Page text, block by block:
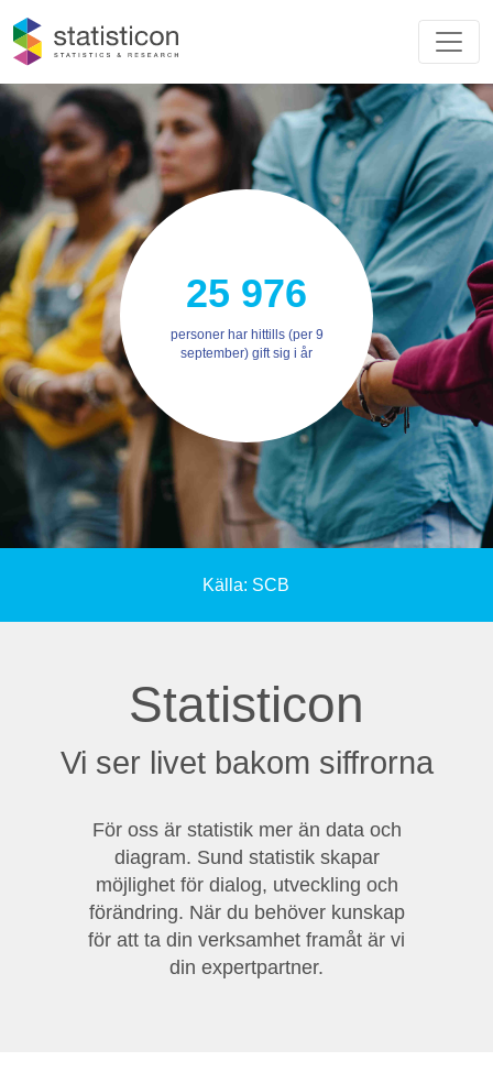
25 976
personer har hittills (per 9
september) gift sig i år
Källa: SCB
Statisticon
Vi ser livet bakom siffrorna
För oss är statistik mer än data och
diagram. Sund statistik skapar
möjlighet för dialog, utveckling och
förändring. När du behöver kunskap
för att ta din verksamhet framåt är vi
din expertpartner.